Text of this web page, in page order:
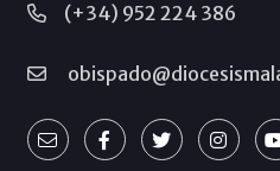
(+34) 952 224 386